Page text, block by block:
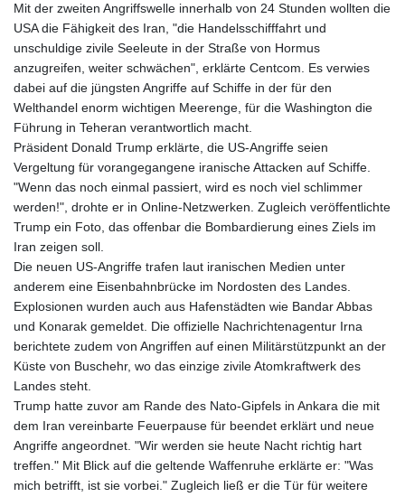
Mit der zweiten Angriffswelle innerhalb von 24 Stunden wollten die
USA die Fähigkeit des Iran, "die Handelsschifffahrt und
unschuldige zivile Seeleute in der Straße von Hormus
anzugreifen, weiter schwächen", erklärte Centcom. Es verwies
dabei auf die jüngsten Angriffe auf Schiffe in der für den
Welthandel enorm wichtigen Meerenge, für die Washington die
Führung in Teheran verantwortlich macht.
Präsident Donald Trump erklärte, die US-Angriffe seien
Vergeltung für vorangegangene iranische Attacken auf Schiffe.
"Wenn das noch einmal passiert, wird es noch viel schlimmer
werden!", drohte er in Online-Netzwerken. Zugleich veröffentlichte
Trump ein Foto, das offenbar die Bombardierung eines Ziels im
Iran zeigen soll.
Die neuen US-Angriffe trafen laut iranischen Medien unter
anderem eine Eisenbahnbrücke im Nordosten des Landes.
Explosionen wurden auch aus Hafenstädten wie Bandar Abbas
und Konarak gemeldet. Die offizielle Nachrichtenagentur Irna
berichtete zudem von Angriffen auf einen Militärstützpunkt an der
Küste von Buschehr, wo das einzige zivile Atomkraftwerk des
Landes steht.
Trump hatte zuvor am Rande des Nato-Gipfels in Ankara die mit
dem Iran vereinbarte Feuerpause für beendet erklärt und neue
Angriffe angeordnet. "Wir werden sie heute Nacht richtig hart
treffen." Mit Blick auf die geltende Waffenruhe erklärte er: "Was
mich betrifft, ist sie vorbei." Zugleich ließ er die Tür für weitere